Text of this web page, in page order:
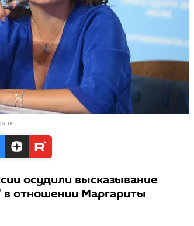
осудили высказывание
отношении Маргариты